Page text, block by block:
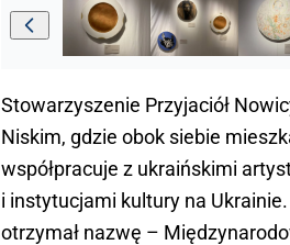
Stowarzyszenie Przyjaciół
Niskim, gdzie obok siebie
współpracuje z ukraińskimi
i instytucjami kultury na
otrzymał nazwę –